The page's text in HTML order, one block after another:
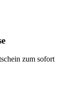
zum sofort